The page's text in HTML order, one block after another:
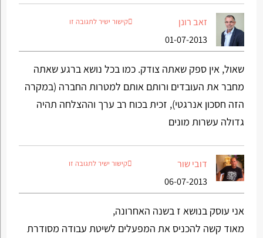
זאב רונן
01-07-2013
קישור ישיר לתגובה זו
שאול, אין ספק שאתה צודק. כמו בכל נושא ברגע שאתה
מחבר את העובדים ורותם אותם למטרות החברה (במקרה
הזה חסכון אנרגטי), זכית בכוח רב ערך וההצלחה תהיה
גדולה עשרות מונים
דובי שור
06-07-2013
קישור ישיר לתגובה זו
אני עוסק בנושא ז בשנה האחרונה,
מאוד קשה להכניס את המפעלים לשיטת עבודה מסודרת